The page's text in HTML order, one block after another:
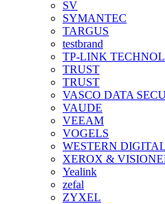
SV
SYMANTEC
TARGUS
testbrand
TP-LINK
TRUST
TRUST
VASCO DATA
VAUDE
VEEAM
VOGELS
WESTERN DIGITAL
XEROX &
Yealink
zefal
ZYXEL